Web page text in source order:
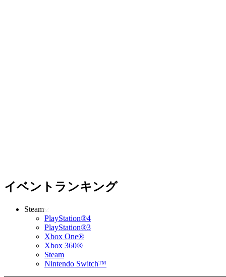
イベントランキング
Steam
PlayStation®4
PlayStation®3
Xbox One®
Xbox 360®
Steam
Nintendo Switch™